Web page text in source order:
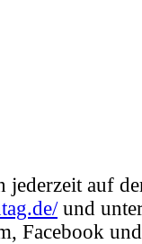
jederzeit auf
und
Facebook